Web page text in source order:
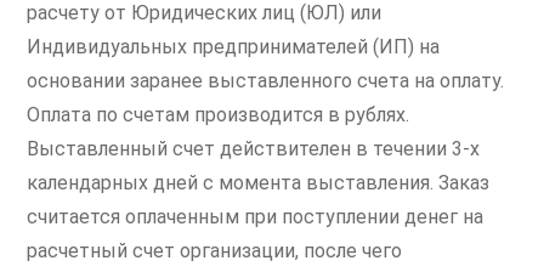
расчету от Юридических лиц (ЮЛ) или
Индивидуальных предпринимателей (ИП) на
основании заранее выставленного счета на оплату.
Оплата по счетам производится в рублях.
Выставленный счет действителен в течении 3-х
календарных дней с момента выставления. Заказ
считается оплаченным при поступлении денег на
расчетный счет организации, после чего